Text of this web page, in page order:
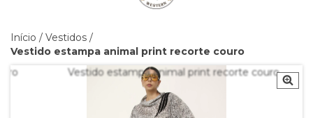
Início / Vestidos /
Vestido estampa animal print recorte couro